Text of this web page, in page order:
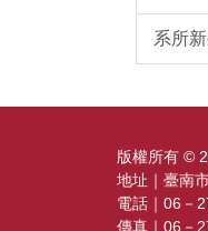
系所
版權所有 ©
地址｜臺南
電話｜06－
傳真｜06－